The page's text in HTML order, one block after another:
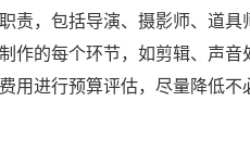
责，包括导演、摄影师、道具
作的每个环节，如剪辑、声音
用进行预算评估，尽量降低不